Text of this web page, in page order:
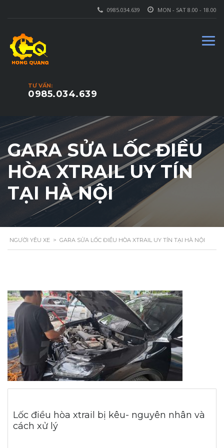
MON - SAT 8.00 - 18.00
0985.034.639
TƯ VẤN:
0985.034.639
GARA SỬA LỐC ĐIỀU
HÒA XTRAIL UY TÍN
TẠI HÀ NỘI
NGƯỜI YÊU XE > GARA SỬA LỐC ĐIỀU HÒA XTRAIL UY TÍN TẠI HÀ NỘI
Lốc điều hòa xtrail bị kêu- nguyên nhân và
cách xử lý